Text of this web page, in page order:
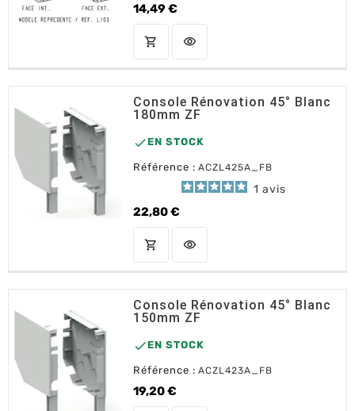
14,49 €
Prix
shopping_cart AJOUTER AU PANIER
visibility
Console Rénovation 45° Blanc
180mm ZF
 EN STOCK
Référence : ACZL425A_FB
1 avis
22,80 €
Prix
shopping_cart AJOUTER AU PANIER
visibility
Console Rénovation 45° Blanc
150mm ZF
 EN STOCK
Référence : ACZL423A_FB
19,20 €
Prix